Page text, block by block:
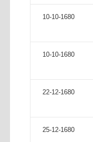
10-10-1680
10-10-1680
22-12-1680
25-12-1680